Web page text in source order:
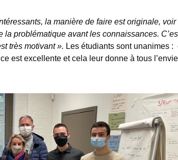
la manière de faire est originale,
problématique avant les connaissances.
très motivant ». Les étudiants sont unanimes :
est excellente et cela leur donne à tous